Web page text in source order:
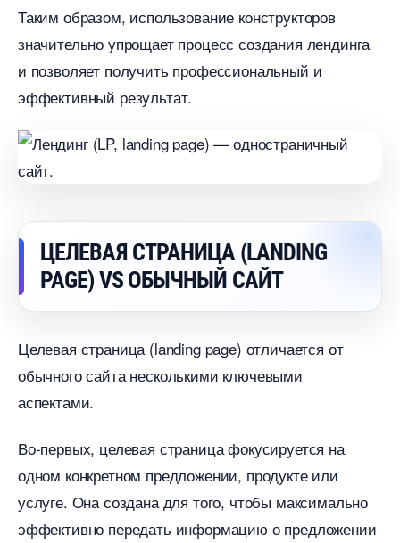
Таким образом, использование конструкторо
значительно упрощает процесс создания лендинга
и позволяет получить профессиональный и
эффективный результат.​
ЦЕЛЕВАЯ СТРАНИЦА (LANDING
PAGE) VS ОБЫЧНЫЙ САЙТ
Целевая страница (landing page) отличается от
обычного сайта несколькими ключевыми
аспектами.​
о-первых, целевая страница фокусируется на
одном конкретном предложении, продукте или
услуге.​ Она создана для того, чтобы максимально
эффективно передать информацию о предложении